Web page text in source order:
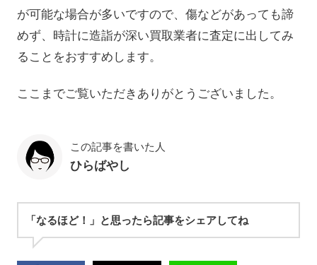
が可能な場合が多いですので、傷などがあっても諦
めず、時計に造詣が深い買取業者に査定に出してみ
ることをおすすめします。
ここまでご覧いただきありがとうございました。
この記事を書いた人
ひらばやし
「なるほど！」と思ったら記事をシェアしてね